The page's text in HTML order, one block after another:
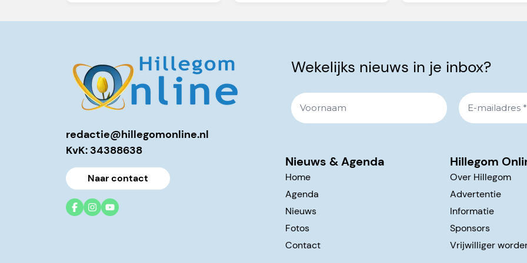
redactie@hillegomonline.nl
KvK: 34388638
Naar contact
Wekelijks nieuws in je inbox?
Nieuws & Agenda
Home
Agenda
Nieuws
Fotos
Contact
Hillegom
Over Hillegom
Advertentie
Informatie
Sponsors
Vrijwilliger